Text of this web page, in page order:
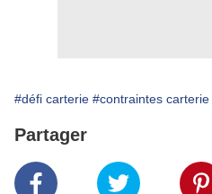
#défi carterie #contraintes carterie
Partager